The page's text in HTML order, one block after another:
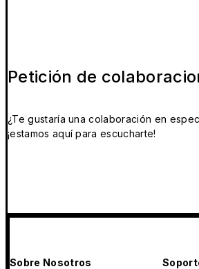
Petición de
¿Te gustaría una colaboración en
¡estamos aquí para escucharte!
Sobre Nosotros